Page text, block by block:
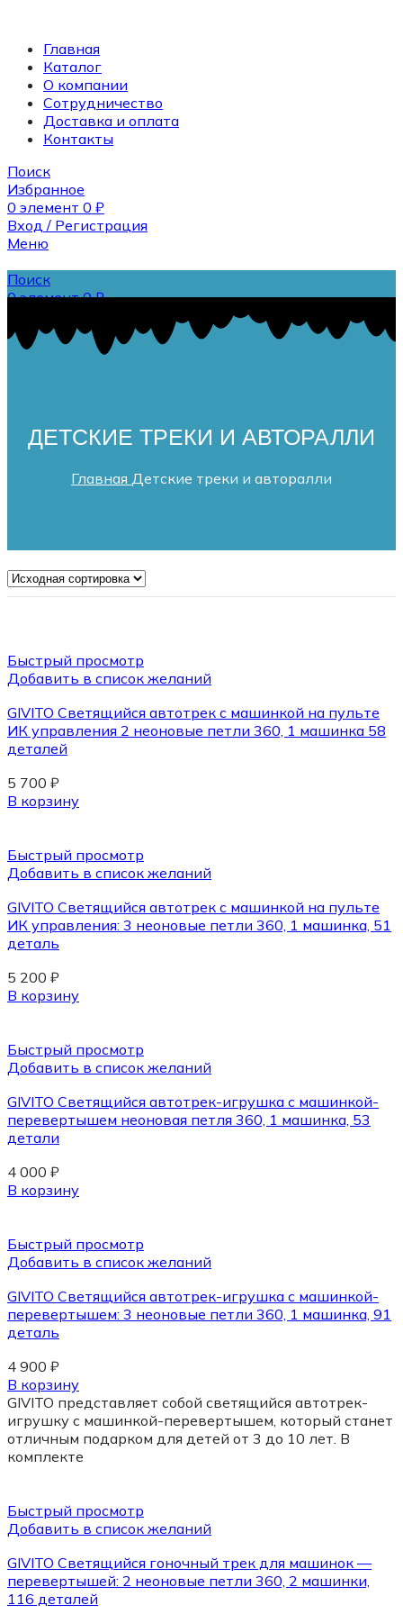
Главная
Каталог
О компании
Сотрудничество
Доставка и оплата
Контакты
Поиск
Избранное
0 элемент 0 ₽
Вход / Регистрация
Меню
Поиск
0элемент 0₽
ДЕТСКИЕ ТРЕКИ И АВТОРАЛЛИ
Главная Детские треки и авторалли
Быстрый просмотр
Добавить в список желаний
GIVITO Cветящийся автотрек с машинкой на пульте
ИК управления 2 неоновые петли 360, 1 машинка 58
деталей
5 700 ₽
В корзину
Быстрый просмотр
Добавить в список желаний
GIVITO Cветящийся автотрек с машинкой на пульте
ИК управления: 3 неоновые петли 360, 1 машинка, 51
деталь
5 200 ₽
В корзину
Быстрый просмотр
Добавить в список желаний
GIVITO Cветящийся автотрек-игрушка с машинкой-
перевертышем неоновая петля 360, 1 машинка, 53
детали
4 000 ₽
В корзину
Быстрый просмотр
Добавить в список желаний
GIVITO Cветящийся автотрек-игрушка с машинкой-
перевертышем: 3 неоновые петли 360, 1 машинка, 91
деталь
4 900 ₽
В корзину
GIVITO представляет собой светящийся автотрек-
игрушку с машинкой-перевертышем, который станет
отличным подарком для детей от 3 до 10 лет. В
комплекте
Быстрый просмотр
Добавить в список желаний
GIVITO Cветящийся гоночный трек для машинок —
перевертышей: 2 неоновые петли 360, 2 машинки,
116 деталей